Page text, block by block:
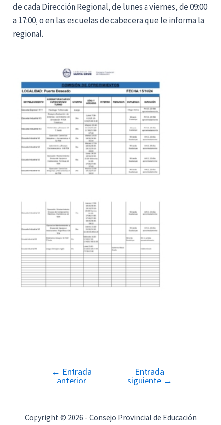
de cada Dirección Regional, de lunes a viernes, de 09:00
a 17:00, o en las escuelas de cabecera que le informa la
regional.
Navegación
entradas
← Entrada
anterior
Entrada
siguiente →
Copyright © 2026 - Consejo Provincial de Educación